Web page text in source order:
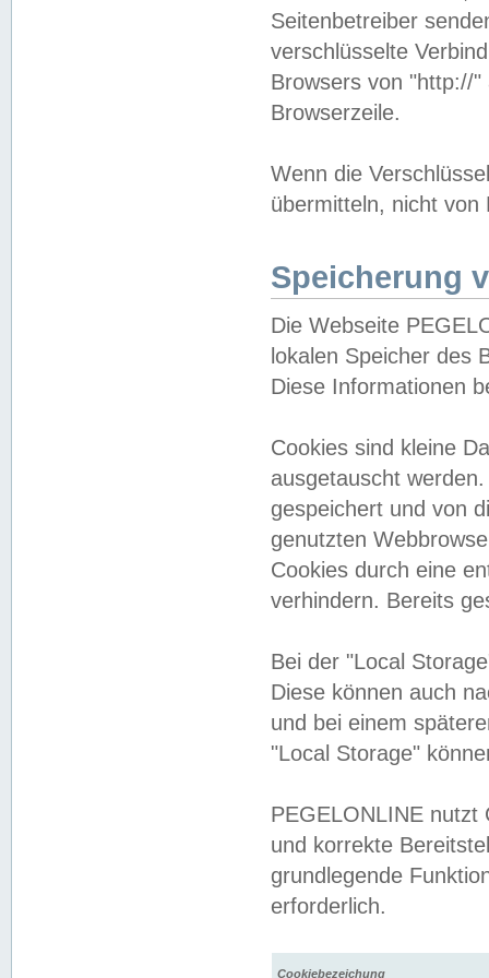
Seitenbetreiber
verschlüsselte
Browsers von "http://
Browserzeile.
Wenn die
übermitteln, nicht von
Speicherung
Die Webseite
lokalen Speicher des
Diese Informationen
Cookies sind kleine
ausgetauscht
gespeichert und von
genutzten
Cookies durch eine
verhindern. Bereits
Bei der "Local
Diese können auch
und bei einem
"Local Storage"
PEGELONLINE nutzt
und korrekte
grundlegende
erforderlich.
Cookiebezeichung